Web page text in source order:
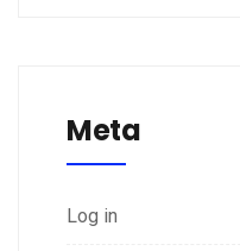
Meta
Log in